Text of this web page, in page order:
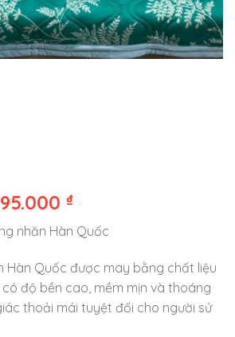
₫
nhăn Hàn Quốc
Hàn Quốc được may bằng chất liệu
độ bền cao, mềm mịn và thoáng
thoải mái tuyệt đối cho người sử